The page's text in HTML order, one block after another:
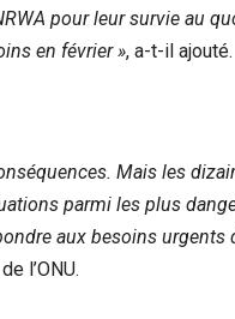
pour leur survie au
en février », a-t-il ajouté.
Mais les
parmi les plus
aux besoins urgents
l’ONU.